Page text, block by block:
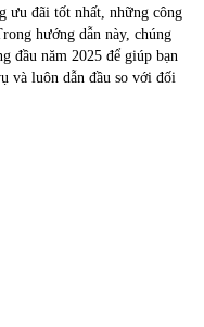
ưu đãi tốt nhất, những công
hướng dẫn này, chúng
đầu năm 2025 để giúp bạn
và luôn dẫn đầu so với đối